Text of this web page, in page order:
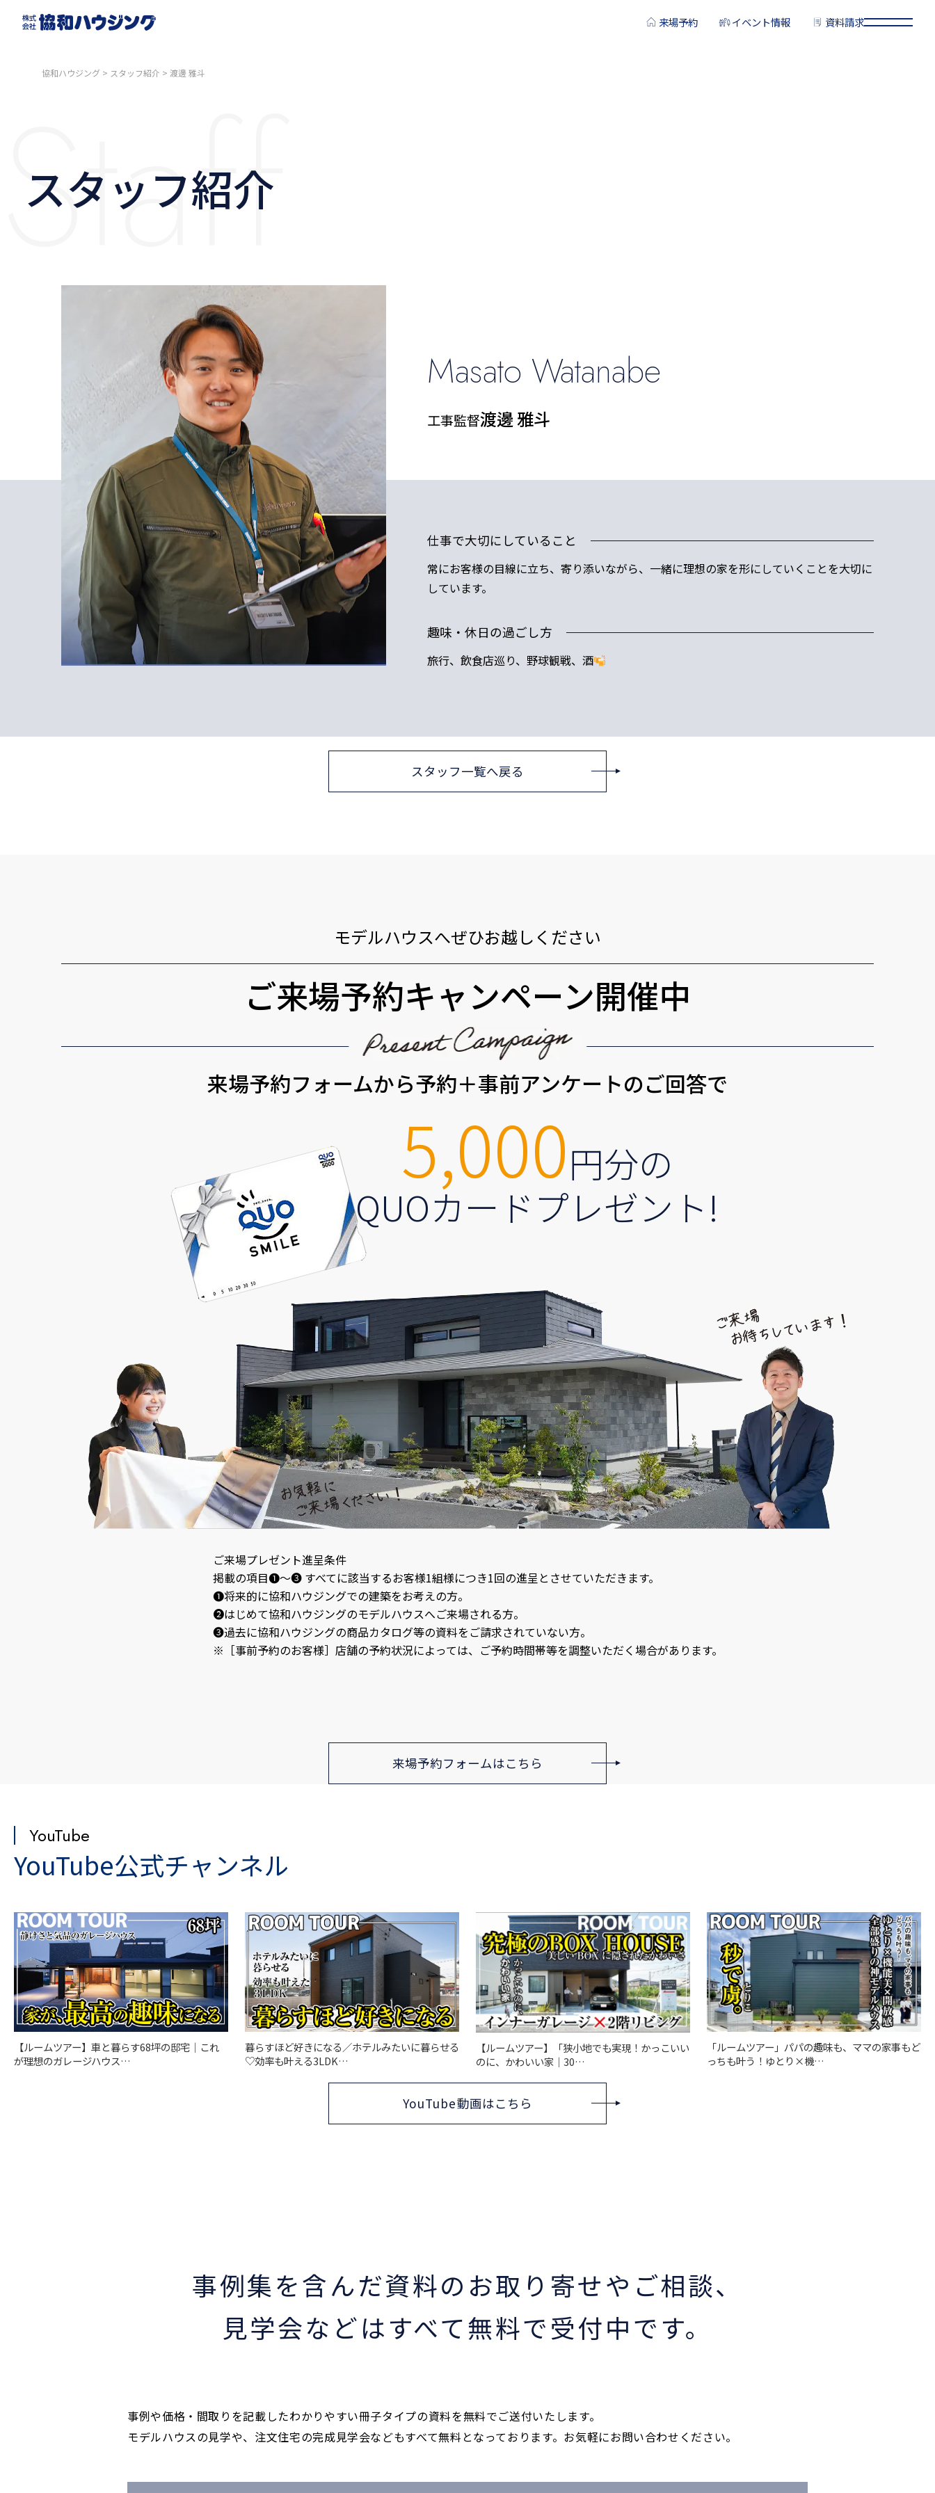
来場予約 イベント情報 資料請求
協和ハウジング > スタッフ紹介 > 渡邊 雅斗
Staff
スタッフ紹介
Masato Watanabe
工事監督渡邊 雅斗
仕事で大切にしていること
常にお客様の目線に立ち、寄り添いながら、一緒に理想の家を形にしていくことを大切に
しています。
趣味・休日の過ごし方
旅行、飲食店巡り、野球観戦、酒
スタッフ一覧へ戻る
モデルハウスへぜひお越しください
ご来場予約キャンペーン開催中
来場予約フォームから予約＋事前アンケートのご回答で
5,000円分の
QUOカードプレゼント!
ご来場プレゼント進呈条件
掲載の項目❶～❸ すべてに該当するお客様1組様につき1回の進呈とさせていただきます。
❶将来的に協和ハウジングでの建築をお考えの方。
❷はじめて協和ハウジングのモデルハウスへご来場される方。
❸過去に協和ハウジングの商品カタログ等の資料をご請求されていない方。
※［事前予約のお客様］店舗の予約状況によっては、ご予約時間帯等を調整いただく場合があります。
来場予約フォームはこちら
YouTube
YouTube公式チャンネル
【ルームツアー】車と暮らす68坪の邸宅｜これ
が理想のガレージハウス…
暮らすほど好きになる／ホテルみたいに暮らせる
♡効率も叶える3LDK…
【ルームツアー】「狭小地でも実現！かっこいい
のに、かわいい家｜30…
「ルームツアー」パパの趣味も、ママの家事もど
っちも叶う！ゆとり×機…
YouTube動画はこちら
事例集を含んだ資料のお取り寄せやご相談、
見学会などはすべて無料で受付中です。
事例や価格・間取りを記載したわかりやすい冊子タイプの資料を無料でご送付いたします。
モデルハウスの見学や、注文住宅の完成見学会などもすべて無料となっております。お気軽にお問い合わせください。